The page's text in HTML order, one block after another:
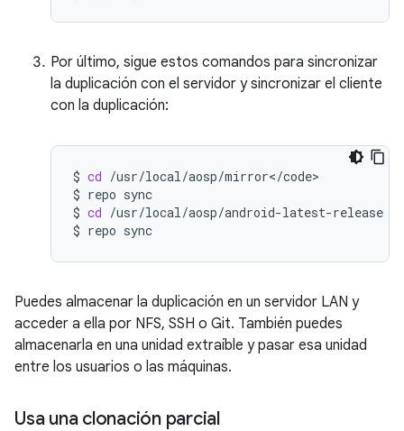
Por último, sigue estos comandos para sincronizar
la duplicación con el servidor y sincronizar el cliente
con la duplicación:
$ cd /usr/local/aosp/mirror</code>
$ repo sync
$ cd /usr/local/aosp/android-latest-release
$ repo
Puedes almacenar la duplicación en un servidor LAN y
acceder a ella por NFS, SSH o Git. También puedes
almacenarla en una unidad extraíble y pasar esa unidad
entre los usuarios o las máquinas.
Usa una clonación parcial